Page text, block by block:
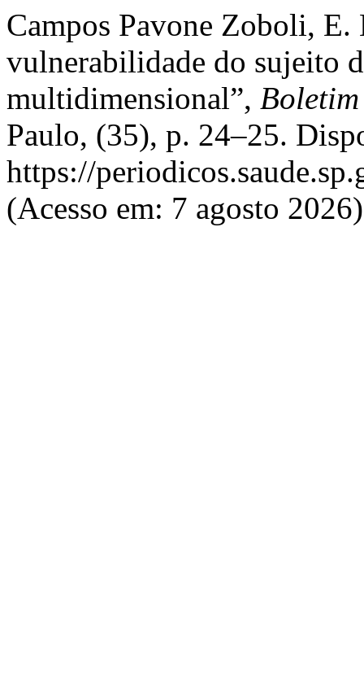
Campos Pavone Zoboli,
vulnerabilidade do sujeito
multidimensional”,
Paulo, (35), p. 24–25.
https://
(Acesso em: 7 agosto